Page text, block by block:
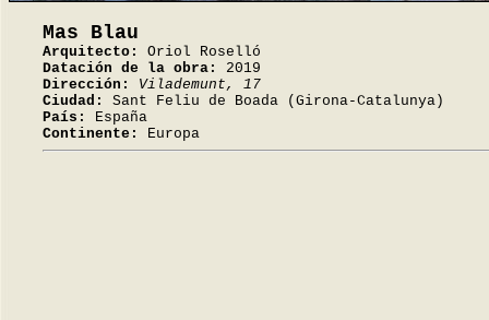
Mas Blau
Arquitecto:
Oriol Roselló
Datación de la obra:
2019
Dirección:
Vilademunt, 17
Ciudad:
Sant Feliu de Boada (Girona-Catalunya)
País:
España
Continente:
Europa